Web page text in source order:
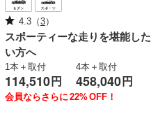
4.3（3）
スポーティーな走りを堪能した
い方へ
1本＋取付
114,510 円
4本＋取付
458,040 円
会員ならさらに 22%OFF！